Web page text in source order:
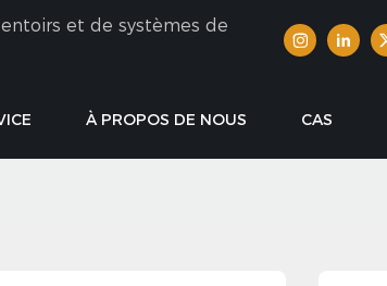
et de systèmes de
À PROPOS DE NOUS CAS